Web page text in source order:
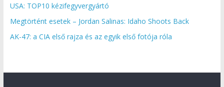
USA: TOP10 kézifegyvergyártó
Megtörtént esetek – Jordan Salinas: Idaho Shoots Back
AK-47: a CIA első rajza és az egyik első fotója róla